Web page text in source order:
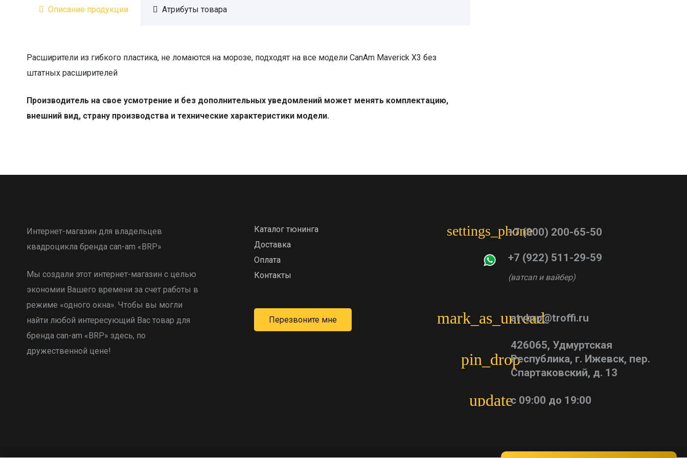
Описание продукции Атрибуты товара
Расширители из гибкого пластика, не ломаются на морозе, подходят на все модели CanAm Maverick X3 без
штатных расширителей
Производитель на свое усмотрение и без дополнительных уведомлений может менять комплектацию,
внешний вид, страну производства и технические характеристики модели.
Интернет-магазин для владельцев
квадроцикла бренда can-am «BRP»
Мы создали этот интернет-магазин с целью
экономии Вашего времени за счет работы в
режиме «одного окна». Чтобы вы могли
найти любой интересующий Вас товар для
бренда can-am «BRP» здесь, по
дружественной цене!
Каталог тюнинга
Доставка
Оплата
Контакты
Перезвоните мне
settings_phone+7 (800) 200-65-50
+7 (922) 511-29-59
(ватсап и вайбер)
mark_as_unreadatvbrp@troffi.ru
pin_drop
426065, Удмуртская
Республика, г. Ижевск, пер.
Спартаковский, д. 13
updateс 09:00 до 19:00